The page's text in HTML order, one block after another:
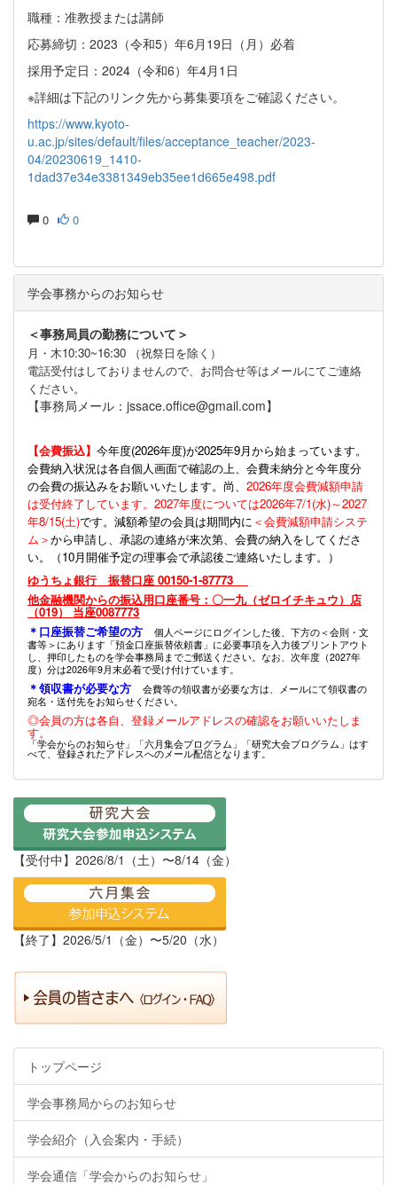
職種：准教授または講師
応募締切：2023（令和5）年6月19日（月）必着
採用予定日：2024（令和6）年4月1日
※詳細は下記のリンク先から募集要項をご確認ください。
https://www.kyoto-
u.ac.jp/sites/default/files/acceptance_teacher/2023-
04/20230619_1410-
1dad37e34e3381349eb35ee1d665e498.pdf
0 0
学会事務からのお知らせ
＜事務局員の勤務について＞
月・木10:30~16:30 （祝祭日を除く）
電話受付はしておりませんので、お問合せ等はメールにてご連絡
ください。
【事務局メール：jssace.office@gmail.com】
【会費振込】 今年度(2026年度)が2025年9月から始まっています。
会費納入状況は各自個人画面で確認の上、会費未納分と今年度分
の会費の振込みをお願いいたします。尚、 2026年度会費減額申請
は受付終了しています。2027年度については2026年7/1(水)～2027
年8/15(土)です。減額希望の会員は期間内に ＜会費減額申請システ
ム＞から申請し、承認の連絡が来次第、会費の納入をしてくださ
い。（10月開催予定の理事会で承認後ご連絡いたします。）
ゆうちょ銀行 振替口座 00150-1-87773
他金融機関からの振込用口座番号：〇一九（ゼロイチキュウ）店
（019） 当座0087773
＊口座振替ご希望の方
個人ページにログインした後、下方の＜会則・文
書等＞にあります「預金口座振替依頼書」に必要事項を入力後プリントアウト
し、押印したものを学会事務局までご郵送ください。なお、次年度（2027年
度）分は2026年9月末必着で受け付けています。
＊領収書が必要な方
会費等の領収書が必要な方は、メールにて領収書の
宛名・送付先をお知らせください。
◎会員の方は各自、登録メールアドレスの確認をお願いいたしま
す。
「学会からのお知らせ」「六月集会プログラム」「研究大会プログラム」はす
べて、登録されたアドレスへのメール配信となります。
【受付中】2026/8/1（土）〜8/14（金）
【終了】2026/5/1（金）〜5/20（水）
トップページ
学会事務局からのお知らせ
学会紹介（入会案内・手続）
学会通信「学会からのお知らせ」